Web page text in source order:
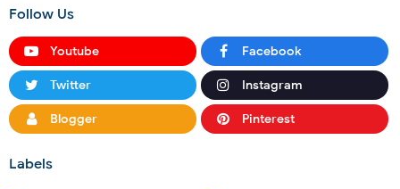
Follow Us
Youtube Facebook
Twitter Instagram
Blogger Pinterest
Labels